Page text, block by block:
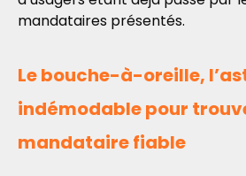
mandataires présentés.
Le bouche-à-oreille,
indémodable pour
mandataire fiable